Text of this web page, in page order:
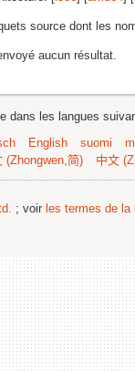
source dont les
aucun résultat.
dans les langues
English suomi
(Zhongwen,简) 中文
; voir les termes de la